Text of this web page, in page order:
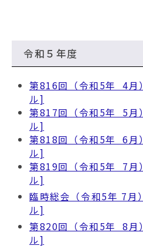
令和５年度
第816回（令和5年 4月
ル]
第817回（令和5年 5月
ル]
第818回（令和5年 6月
ル]
第819回（令和5年 7月
ル]
臨時総会（令和5年 7月
ル]
第820回（令和5年 8月
ル]